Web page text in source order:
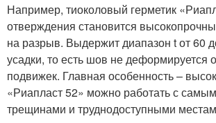
Например, тиоколовый герметик
отверждения становится
на разрыв. Выдержит диапазон t от 60
усадки, то есть шов не деформируется
подвижек. Главная особенность –
«Риапласт 52» можно работать с
трещинами и труднодоступными